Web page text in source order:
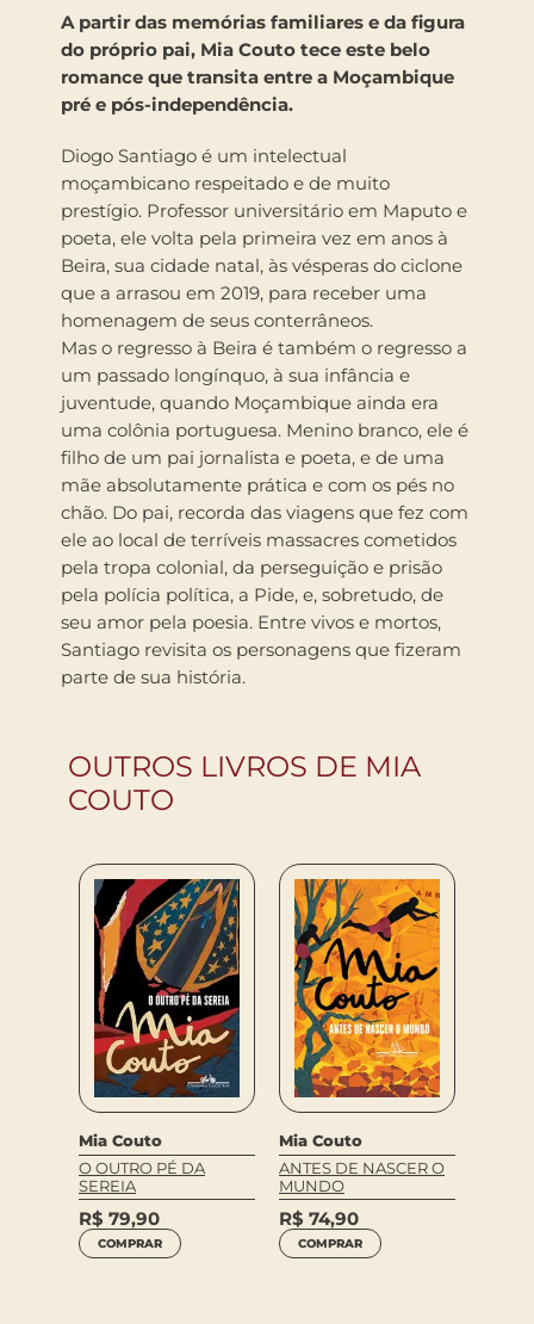
A partir das memórias familiares e da figura
do próprio pai, Mia Couto tece este belo
romance que transita entre a Moçambique
pré e pós-independência.
Diogo Santiago é um intelectual
moçambicano respeitado e de muito
prestígio. Professor universitário em Maputo e
poeta, ele volta pela primeira vez em anos à
Beira, sua cidade natal, às vésperas do ciclone
que a arrasou em 2019, para receber uma
homenagem de seus conterrâneos.
Mas o regresso à Beira é também o regresso a
um passado longínquo, à sua infância e
juventude, quando Moçambique ainda era
uma colônia portuguesa. Menino branco, ele é
filho de um pai jornalista e poeta, e de uma
mãe absolutamente prática e com os pés no
chão. Do pai, recorda das viagens que fez com
ele ao local de terríveis massacres cometidos
pela tropa colonial, da perseguição e prisão
pela polícia política, a Pide, e, sobretudo, de
seu amor pela poesia. Entre vivos e mortos,
Santiago revisita os personagens que fizeram
parte de sua história.
OUTROS LIVROS DE MIA
COUTO
Mia Couto
O OUTRO PÉ DA
SEREIA
R$ 79,90
COMPRAR
Mia Couto
ANTES DE NASCER O
MUNDO
R$ 74,90
COMPRAR